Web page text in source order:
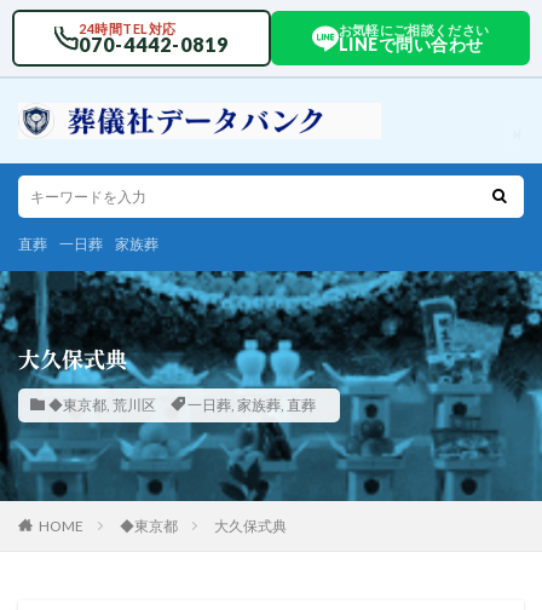
24時間TEL対応
070-4442-0819
お気軽にご相談ください
LINEで問い合わせ
直葬 一日葬 家族葬
大久保式典
◆東京都, 荒川区 一日葬, 家族葬, 直葬
HOME ◆東京都 大久保式典